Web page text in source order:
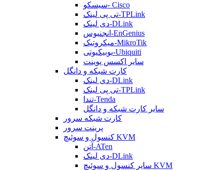
سیسکو- Cisco
تی پی لینک-TPLink
دی لینک-DLink
انجنیوس-EnGenius
میکروتیک-MikroTik
یوبیکیوتی-Ubiquiti
سایر اکسس پوینت
کارت شبکه و دانگل
دی لینک-DLink
تی پی لینک-TPLink
تندا-Tenda
سایر کارت شبکه و دانگل
کارت شبکه سرور
پرینت سرور
کنسول و سوئیچ KVM
آتن-ATen
دی لینک-DLink
سایر کنسول و سوئیچ KVM